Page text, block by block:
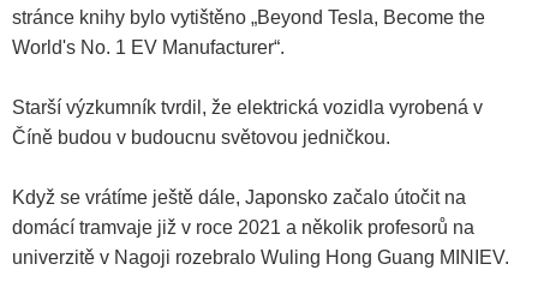
stránce knihy bylo vytištěno „Beyond Tesla, Become the
World's No. 1 EV Manufacturer“.
Starší výzkumník tvrdil, že elektrická vozidla vyrobená v
Číně budou v budoucnu světovou jedničkou.
Když se vrátíme ještě dále, Japonsko začalo útočit na
domácí tramvaje již v roce 2021 a několik profesorů na
univerzitě v Nagoji rozebralo Wuling Hong Guang MINIEV.